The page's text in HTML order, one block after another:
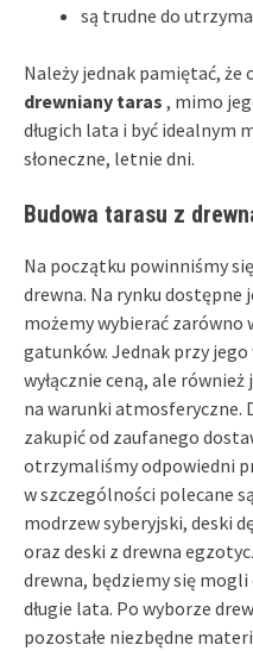
są trudne do
Należy jednak pamiętać, że
drewniany taras , mimo
długich lata i być idealnym
słoneczne, letnie dni.
Budowa tarasu z
Na początku powinniśmy
drewna. Na rynku dostępne
możemy wybierać zarówno
gatunków. Jednak przy
wyłącznie ceną, ale
na warunki atmosferyczne.
zakupić od zaufanego
otrzymaliśmy odpowiedni
w szczególności polecane
modrzew syberyjski, deski
oraz deski z drewna
drewna, będziemy się mogli
długie lata. Po wyborze
pozostałe niezbędne